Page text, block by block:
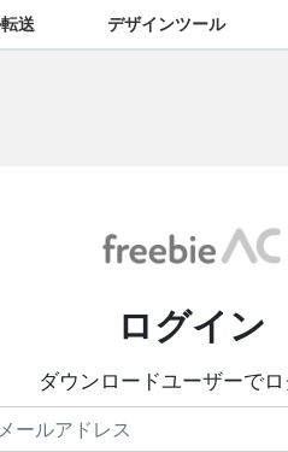
送 デザインツール
ログイン
ダウンロードユーザーで